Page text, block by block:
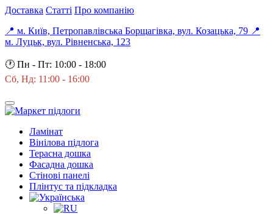
Доставка Статті Про компанію
📍 м. Київ, Петропавлівська Борщагівка, вул. Козацька, 79 📍
м. Луцьк, вул. Рівненська, 123
🕐 Пн - Пт: 10:00 - 18:00
Сб, Нд: 11:00 - 16:00
Ламінат
Вінілова підлога
Терасна дошка
Фасадна дошка
Стінові панелі
Плінтус та підкладка